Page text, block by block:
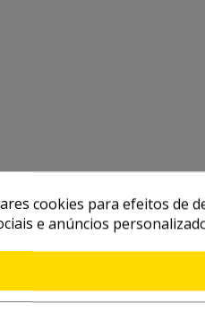
cookies para efeitos de
e anúncios